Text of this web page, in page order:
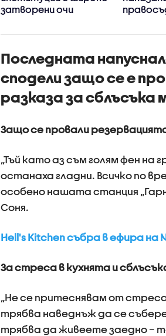
затворени очи
Последната
сподели защо се е
разказа за
Защо се провали
„Тъй като аз съм голям фен на
останаха гладни. Всичко по
особено нашата станция
Соня.
Hell's Kitchen събра в ефира
За стреса в кухнята и
„Не се притеснявам от
трябва наведнъж да се
трябва да живеете заедно –